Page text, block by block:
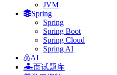
JVM
Spring
Spring
Spring Boot
Spring Cloud
Spring AI
AI
面试题库